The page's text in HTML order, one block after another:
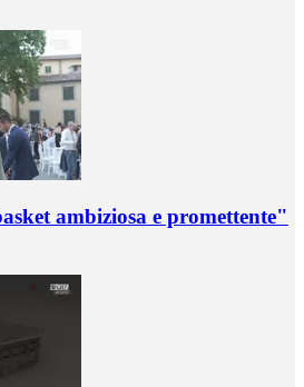
ambiziosa e promettente"